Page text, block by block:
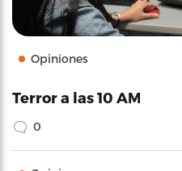
Opiniones
Terror a las 10 AM
0